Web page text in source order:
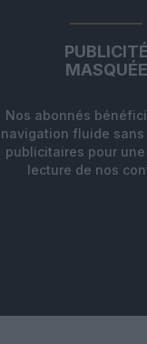
PUBLICITÉ
MASQUÉE
Nos abonnés
navigation fluide sans
publicitaires pour
lecture de nos